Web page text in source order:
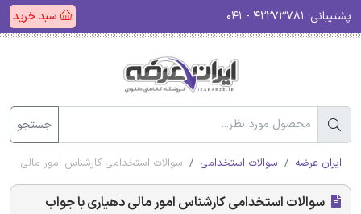
پشتیبانی: سبد خرید
جستجو
ایران عرضه سوالات استخدامی سوالات استخدامی کارشناس امور مالی
سوالات استخدامی کارشناس امور مالی دهیاری با جواب